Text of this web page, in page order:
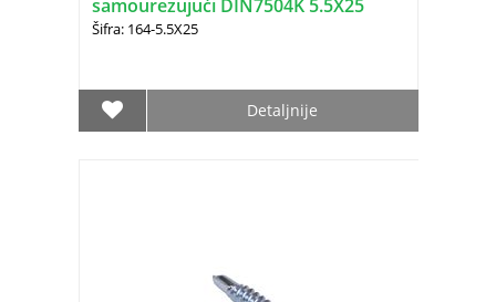
samourezujući DIN7504K 5.5X25
Šifra: 164-5.5X25
Detaljnije